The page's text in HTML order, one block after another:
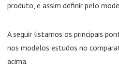
produto, e assim definir pelo
A seguir listamos os principais
nos modelos estudos no
acima.